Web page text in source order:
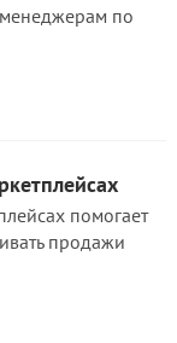
по
помогает
продажи